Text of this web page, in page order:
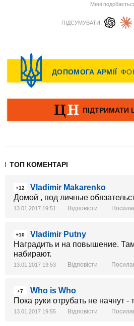
Мені
ПІДСУМУВАТИ:
ТОП КОМЕНТАРІ
+12
Vladimir Makarenko
Домой , под личные
13.01.2017 19:51 Відповісти
+10
Vladimir Putny
Наградить и на повышение.
набирают.
13.01.2017 19:53 Відповісти
+7
Who is Who
Пока руки отрубать не начнут -
13.01.2017 19:55 Відповісти